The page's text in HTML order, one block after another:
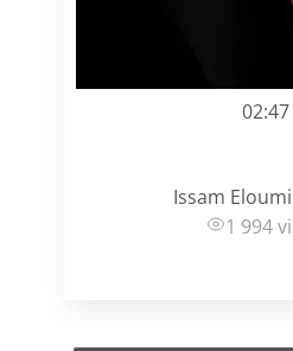
02:47
Issam
1 994